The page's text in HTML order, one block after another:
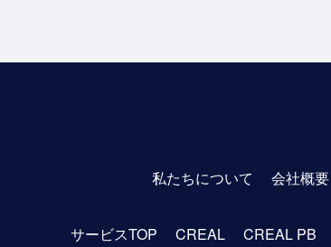
私たちについて 会社概要
サービスTOP CREAL CREAL PB